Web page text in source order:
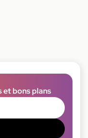
et bons plans